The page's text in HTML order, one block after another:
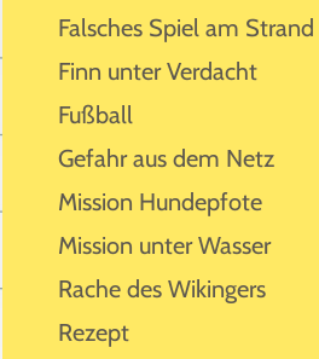
Falsches Spiel am Strand
Finn unter Verdacht
Fußball
Gefahr aus dem Netz
Mission Hundepfote
Mission unter Wasser
Rache des Wikingers
Rezept